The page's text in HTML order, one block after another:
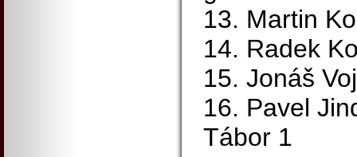
13. Martin
14. Radek
15. Jonáš
16. Pavel
Tábor 1